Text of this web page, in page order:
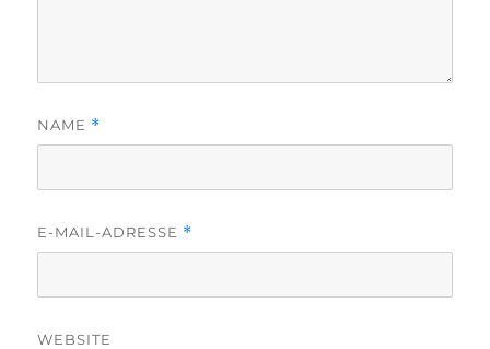
NAME *
E-MAIL-ADRESSE *
WEBSITE